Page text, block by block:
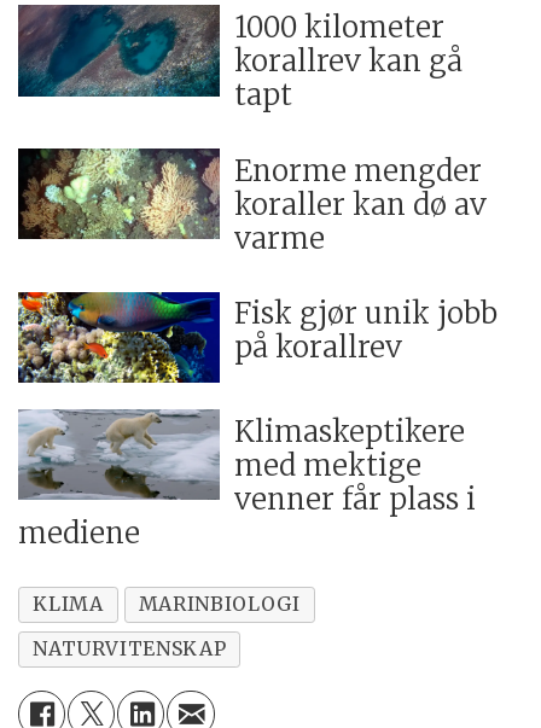
1000 kilometer
korallrev kan gå
tapt
Enorme mengder
koraller kan dø av
varme
Fisk gjør unik jobb
på korallrev
Klimaskeptikere
med mektige
venner får plass i
mediene
KLIMA
MARINBIOLOGI
NATURVITENSKAP